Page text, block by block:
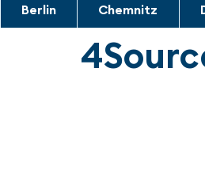
Berlin Chemnitz